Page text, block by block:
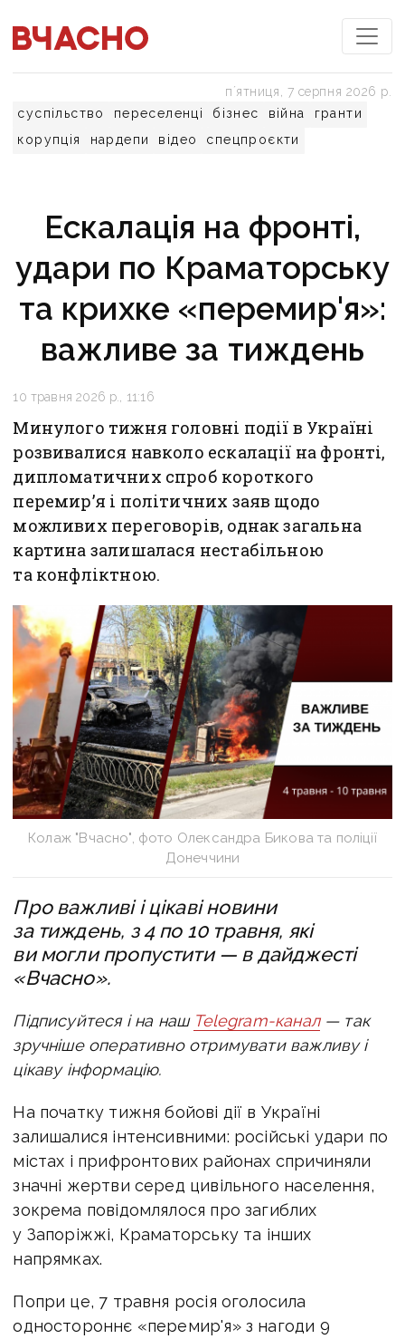
суспільство переселенці бізнес війна
гранти
корупція
нардепи відео спецпроєкти
пʼятниця, 7 серпня 2026 р.
Ескалація на фронті,
удари по Краматорську
та крихке «перемир'я»:
важливе за тиждень
10 травня 2026 р., 11:16
Минулого тижня головні події в Україні
розвивалися навколо ескалації на фронті,
дипломатичних спроб короткого
перемир’я і політичних заяв щодо
можливих переговорів, однак загальна
картина залишалася нестабільною
та конфліктною.
Колаж "Вчасно", фото Олександра Бикова та поліції
Донеччини
Про важливі і цікаві новини
за тиждень, з 4 по 10 травня, які
ви могли пропустити — в дайджесті
«Вчасно».
Підписуйтеся і на наш Telegram-канал— так
зручніше оперативно отримувати важливу і
цікаву інформацію.
На початку тижня бойові дії в Україні
залишалися інтенсивними: російські удари по
містах і прифронтових районах спричиняли
значні жертви серед цивільного населення,
зокрема повідомлялося про загиблих
у Запоріжжі, Краматорську та інших
напрямках.
Попри це, 7 травня росія оголосила
одностороннє «перемир'я» з нагоди 9